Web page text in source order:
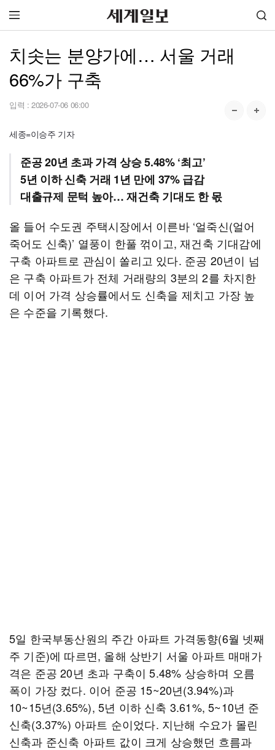
치솟는 분양가에… 서울 거래
66%가 구축
입력 : 2026-07-06 06:00
세종=이승주 기자
준공 20년 초과 가격 상승 5.48% ‘최고’
5년 이하 신축 거래 1년 만에 37% 급감
대출규제 문턱 높아… 재건축 기대도 한 몫
올 들어 수도권 주택시장에서 이른바 ‘얼죽신(얼어
죽어도 신축)’ 열풍이 한풀 꺾이고, 재건축 기대감에
구축 아파트로 관심이 쏠리고 있다. 준공 20년이 넘
은 구축 아파트가 전체 거래량의 3분의 2를 차지한
데 이어 가격 상승률에서도 신축을 제치고 가장 높
은 수준을 기록했다.
5일 한국부동산원의 주간 아파트 가격동향(6월 넷째
주 기준)에 따르면, 올해 상반기 서울 아파트 매매가
격은 준공 20년 초과 구축이 5.48% 상승하며 오름
폭이 가장 컸다. 이어 준공 15~20년(3.94%)과
10~15년(3.65%), 5년 이하 신축 3.61%, 5~10년 준
신축(3.37%) 아파트 순이었다. 지난해 수요가 몰린
신축과 준신축 아파트 값이 크게 상승했던 흐름과